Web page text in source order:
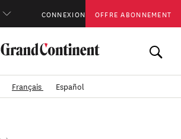
CONNEXION OFFRE ABONNEMENT
Français Español